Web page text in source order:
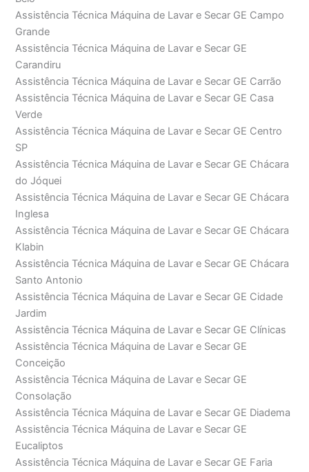
Assistência Técnica Máquina de Lavar e Secar GE Campo
Grande
Assistência Técnica Máquina de Lavar e Secar GE
Carandiru
Assistência Técnica Máquina de Lavar e Secar GE Carrão
Assistência Técnica Máquina de Lavar e Secar GE Casa
Verde
Assistência Técnica Máquina de Lavar e Secar GE Centro
SP
Assistência Técnica Máquina de Lavar e Secar GE Chácara
do Jóquei
Assistência Técnica Máquina de Lavar e Secar GE Chácara
Inglesa
Assistência Técnica Máquina de Lavar e Secar GE Chácara
Klabin
Assistência Técnica Máquina de Lavar e Secar GE Chácara
Santo Antonio
Assistência Técnica Máquina de Lavar e Secar GE Cidade
Jardim
Assistência Técnica Máquina de Lavar e Secar GE Clínicas
Assistência Técnica Máquina de Lavar e Secar GE
Conceição
Assistência Técnica Máquina de Lavar e Secar GE
Consolação
Assistência Técnica Máquina de Lavar e Secar GE Diadema
Assistência Técnica Máquina de Lavar e Secar GE
Eucaliptos
Assistência Técnica Máquina de Lavar e Secar GE Faria